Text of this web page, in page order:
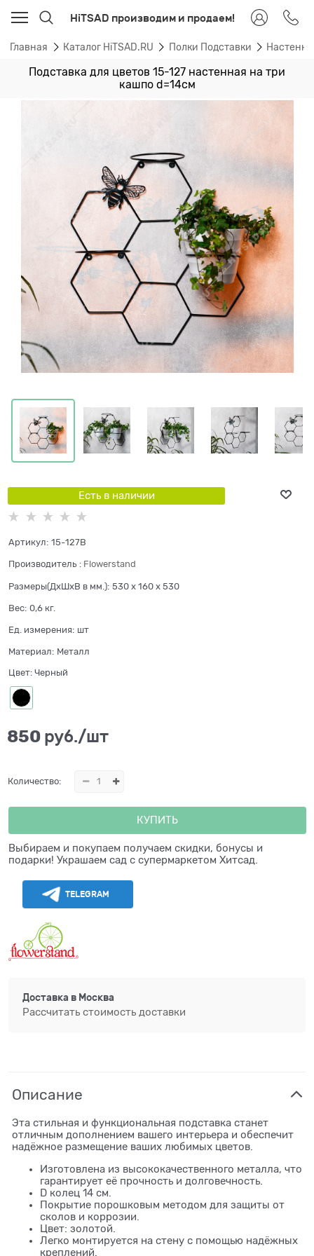
HiTSAD производим и продаем!
Главная Каталог HiTSAD.RU Полки Подставки
Подставка для цветов 15-127 настенная на три
кашпо d=14см
Есть в наличии
Артикул: 15-127B
Производитель : Flowerstand
Размеры(ДхШхВ в мм.): 530 x 160 x 530
Вес: 0,6 кг.
Ед. измерения: шт
Материал: Металл
Цвет: Черный
850 руб./шт
Количество:
КУПИТЬ
Выбираем и покупаем получаем скидки, бонусы и
подарки! Украшаем сад с супермаркетом Хитсад.
TELEGRAM
Доставка в Москва
Рассчитать стоимость доставки
Описание
Эта стильная и функциональная подставка станет
отличным дополнением вашего интерьера и обеспечит
надёжное размещение ваших любимых цветов.
Изготовлена из высококачественного металла, что
гарантирует её прочность и долговечность.
D колец 14 см.
Покрытие порошковым методом для защиты от
сколов и коррозии.
Цвет: золотой.
Легко монтируется на стену с помощью надёжных
креплений.